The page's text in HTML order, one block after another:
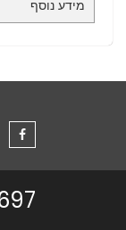
מידע נוסף
/